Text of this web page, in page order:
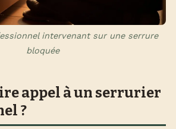
intervenant sur une serrure
bloquée
appel à un serrurier
?